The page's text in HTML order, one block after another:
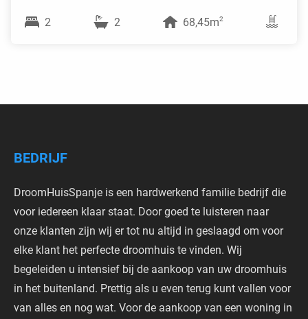
2 2 68,45m2
BEDRIJF
DroomHuisSpanje is een hardwerkend familie bedrijf die
voor iedereen klaar staat. Door goed te luisteren naar
onze klanten zijn wij er tot nu altijd in geslaagd om voor
elke klant het perfecte droomhuis te vinden. Wij
begeleiden u intensief bij de aankoop van uw droomhuis
in het buitenland. Prettig als u even terug kunt vallen voor
van alles en nog wat. Voor de aankoop van een woning in